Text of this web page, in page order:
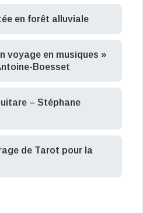
en forêt alluviale
voyage en musiques »
Boesset
– Stéphane
de Tarot pour la